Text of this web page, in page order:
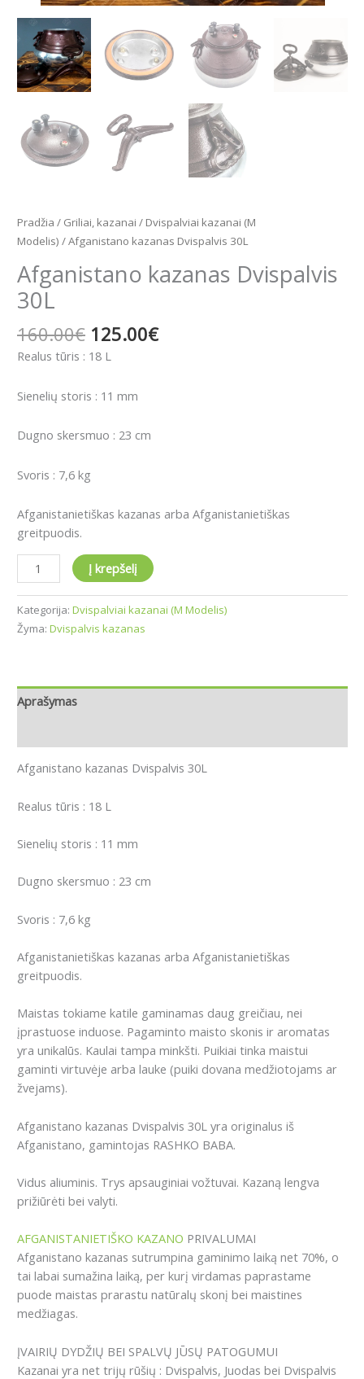
Pradžia / Griliai, kazanai / Dvispalviai kazanai (M
Modelis) / Afganistano kazanas Dvispalvis 30L
Afganistano kazanas Dvispalvis
30L
160.00€ 125.00€
Realus tūris : 18 L
Sienelių storis : 11 mm
Dugno skersmuo : 23 cm
Svoris : 7,6 kg
Afganistanietiškas kazanas arba Afganistanietiškas
greitpuodis.
Į krepšelį
Kategorija: Dvispalviai kazanai (M Modelis)
Žyma: Dvispalvis kazanas
Aprašymas
Afganistano kazanas Dvispalvis 30L
Realus tūris : 18 L
Sienelių storis : 11 mm
Dugno skersmuo : 23 cm
Svoris : 7,6 kg
Afganistanietiškas kazanas arba Afganistanietiškas
greitpuodis.
Maistas tokiame katile gaminamas daug greičiau, nei
įprastuose induose. Pagaminto maisto skonis ir aromatas
yra unikalūs. Kaulai tampa minkšti. Puikiai tinka maistui
gaminti virtuvėje arba lauke (puiki dovana medžiotojams ar
žvejams).
Afganistano kazanas Dvispalvis 30L yra originalus iš
Afganistano, gamintojas RASHKO BABA.
Vidus aliuminis. Trys apsauginiai vožtuvai. Kazaną lengva
prižiūrėti bei valyti.
AFGANISTANIETIŠKO KAZANO PRIVALUMAI
Afganistano kazanas sutrumpina gaminimo laiką net 70%, o
tai labai sumažina laiką, per kurį virdamas paprastame
puode maistas prarastu natūralų skonį bei maistines
medžiagas.
ĮVAIRIŲ DYDŽIŲ BEI SPALVŲ JŪSŲ PATOGUMUI
Kazanai yra net trijų rūšių : Dvispalvis, Juodas bei Dvispalvis